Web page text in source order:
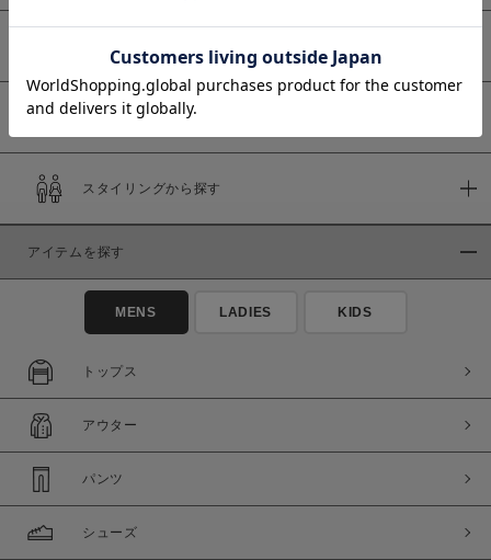
商品タイプ
通常商品
セール価格
在庫
在庫あり
予約商品
スタイリングから探す
アイテムを探す
MENS LADIES KIDS
トップス
アウター
パンツ
シューズ